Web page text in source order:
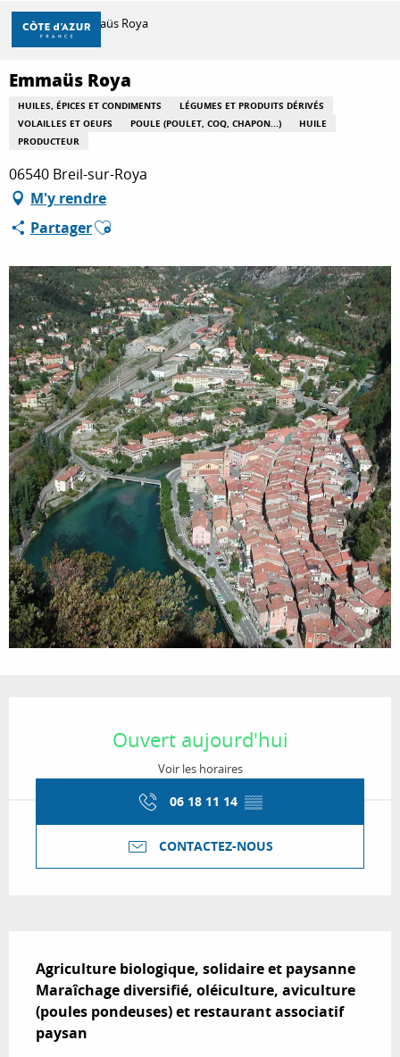
Aller
contenu
principal
DÉCOUVRIR
À FAIRE
SÉJOURNER
Accueil Emmaüs Roya
Emmaüs Roya
HUILES, ÉPICES ET CONDIMENTS
LÉGUMES ET PRODUITS DÉRIVÉS
VOLAILLES ET OEUFS
POULE (POULET, COQ, CHAPON...)
HUILE
PRODUCTEUR
06540 Breil-sur-Roya
M'y rendre
PartagerAjouter aux favoris
Ouvert aujourd'hui
Voir les horaires
06 18 11 14 ▒▒
CONTACTEZ-NOUS
Agriculture biologique, solidaire et paysanne
Maraîchage diversifié, oléiculture, aviculture
(poules pondeuses) et restaurant associatif
paysan